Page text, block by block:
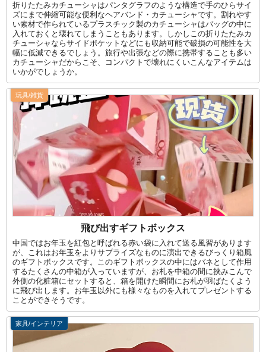
折りたたみカチューシャはパンタグラフのような構造で手のひらサイ
ズにまで伸縮可能な便利なヘアバンド・カチューシャです。割れやす
い素材で作られているプラスチック製のカチューシャはバッグの中に
入れておくと壊れてしまうこともあります。しかしこの折りたたみカ
チューシャならサイドポケットなどにも収納可能で破損の可能性を大
幅に低減できるでしょう。旅行や出張などの際に携帯することも多い
カチューシャだからこそ、コンパクトで壊れにくいこんなアイテムは
いかがでしょうか。
玩具/雑貨
飛び出すギフトボックス
中国ではお年玉を紅包と呼ばれる赤い袋に入れて送る風習があります
が、これはお年玉をよりサプライズなものに演出できるびっくり箱風
のギフトボックスです。このギフトボックスの中にはバネとして作用
するたくさんの中箱が入っていますが、お札を中箱の間に挟みこんで
外側の化粧箱にセットすると、箱を開けた瞬間にお札が羽ばたくよう
に飛び出します。お年玉以外にも様々なものを入れてプレゼントする
ことができそうです。
家具/インテリア